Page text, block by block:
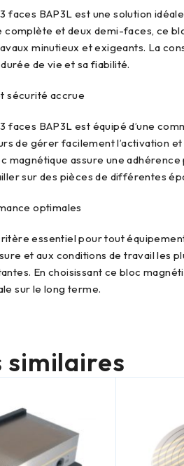
et deux demi-faces, ce
minutieux et exigeants. La
de vie et sa fiabilité.
sécurité accrue
de gérer facilement l’activation
magnétique assure une
sur des pièces de différentes
optimales
et aux conditions de travail les
En choisissant ce bloc
sur le long terme.
similaires